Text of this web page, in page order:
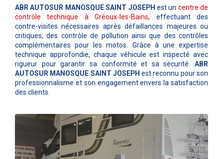
ABR AUTOSUR MANOSQUE SAINT JOSEPH est un centre de
contrôle technique à Gréoux-les-Bains, effectuant des
contre-visites nécessaires après défaillances majeures ou
critiques, des contrôle de pollution ainsi que des contrôles
complémentaires pour les motos. Grâce à une expertise
technique approfondie, chaque véhicule est inspecté avec
rigueur pour garantir sa conformité et sa sécurité. ABR
AUTOSUR MANOSQUE SAINT JOSEPH est reconnu pour son
professionnalisme et son engagement envers la satisfaction
des clients.